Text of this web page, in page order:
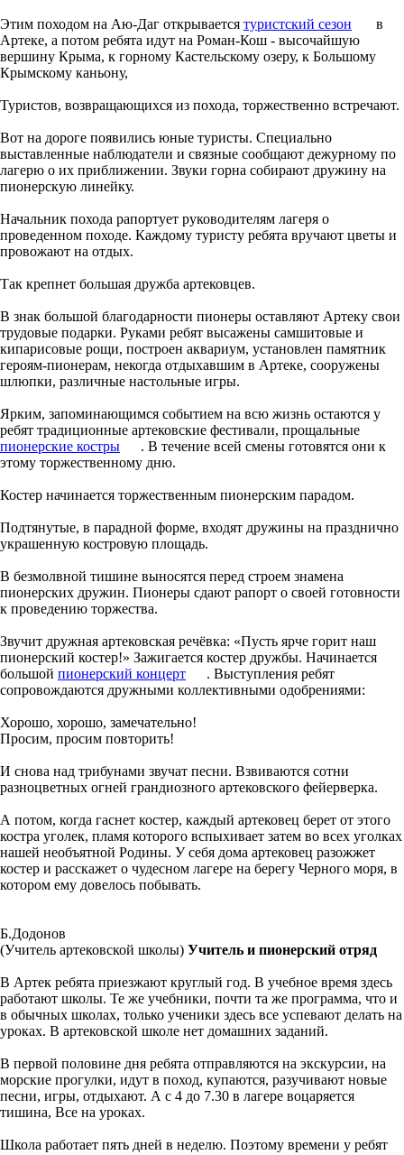
Этим походом на Аю-Даг открывается туристский сезон
в
Артеке, а потом ребята идут на Роман-Кош - высочайшую
вершину Крыма, к горному Кастельскому озеру, к Большому
Крымскому каньону,
Туристов, возвращающихся из похода, торжественно встречают.
Вот на дороге появились юные туристы. Специально
выставленные наблюдатели и связные сообщают дежурному по
лагерю о их приближении. Звуки горна собирают дружину на
пионерскую линейку.
Начальник похода рапортует руководителям лагеря о
проведенном походе. Каждому туристу ребята вручают цветы и
провожают на отдых.
Так крепнет большая дружба артековцев.
В знак большой благодарности пионеры оставляют Артеку свои
трудовые подарки. Руками ребят высажены самшитовые и
кипарисовые рощи, построен аквариум, установлен памятник
героям-пионерам, некогда отдыхавшим в Артеке, сооружены
шлюпки, различные настольные игры.
Ярким, запоминающимся событием на всю жизнь остаются у
ребят традиционные артековские фестивали, прощальные
пионерские костры
. В течение всей смены готовятся они к
этому торжественному дню.
Костер начинается торжественным пионерским парадом.
Подтянутые, в парадной форме, входят дружины на празднично
украшенную костровую площадь.
В безмолвной тишине выносятся перед строем знамена
пионерских дружин. Пионеры сдают рапорт о своей готовности
к проведению торжества.
Звучит дружная артековская речёвка: «Пусть ярче горит наш
пионерский костер!» Зажигается костер дружбы. Начинается
большой пионерский концерт
. Выступления ребят
сопровождаются дружными коллективными одобрениями:
Хорошо, хорошо, замечательно!
Просим, просим повторить!
И снова над трибунами звучат песни. Взвиваются сотни
разноцветных огней грандиозного артековского фейерверка.
А потом, когда гаснет костер, каждый артековец берет от этого
костра уголек, пламя которого вспыхивает затем во всех уголках
нашей необъятной Родины. У себя дома артековец разожжет
костер и расскажет о чудесном лагере на берегу Черного моря, в
котором ему довелось побывать.
Б.Додонов
(Учитель артековской школы) Учитель и пионерский отряд
В Артек ребята приезжают круглый год. В учебное время здесь
работают школы. Те же учебники, почти та же программа, что и
в обычных школах, только ученики здесь все успевают делать на
уроках. В артековской школе нет домашних заданий.
В первой половине дня ребята отправляются на экскурсии, на
морские прогулки, идут в поход, купаются, разучивают новые
песни, игры, отдыхают. А с 4 до 7.30 в лагере воцаряется
тишина, Все на уроках.
Школа работает пять дней в неделю. Поэтому времени у ребят